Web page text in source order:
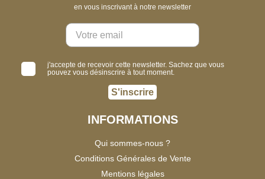
en vous inscrivant à notre newsletter
j'accepte de recevoir cette newsletter. Sachez que vous
pouvez vous désinscrire à tout moment.
S'inscrire
INFORMATIONS
Qui sommes-nous ?
Conditions Générales de Vente
Mentions légales